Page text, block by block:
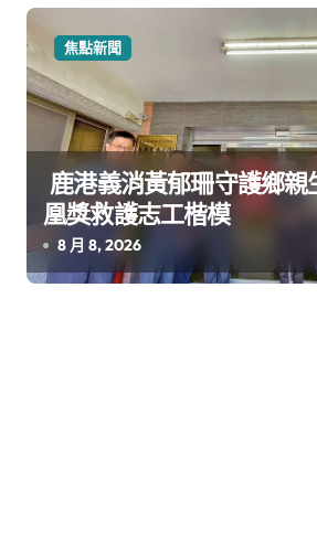
焦點新聞
鹿港義消黃郁珊守護鄉
凰獎救護志工楷模
8 月 8, 2026